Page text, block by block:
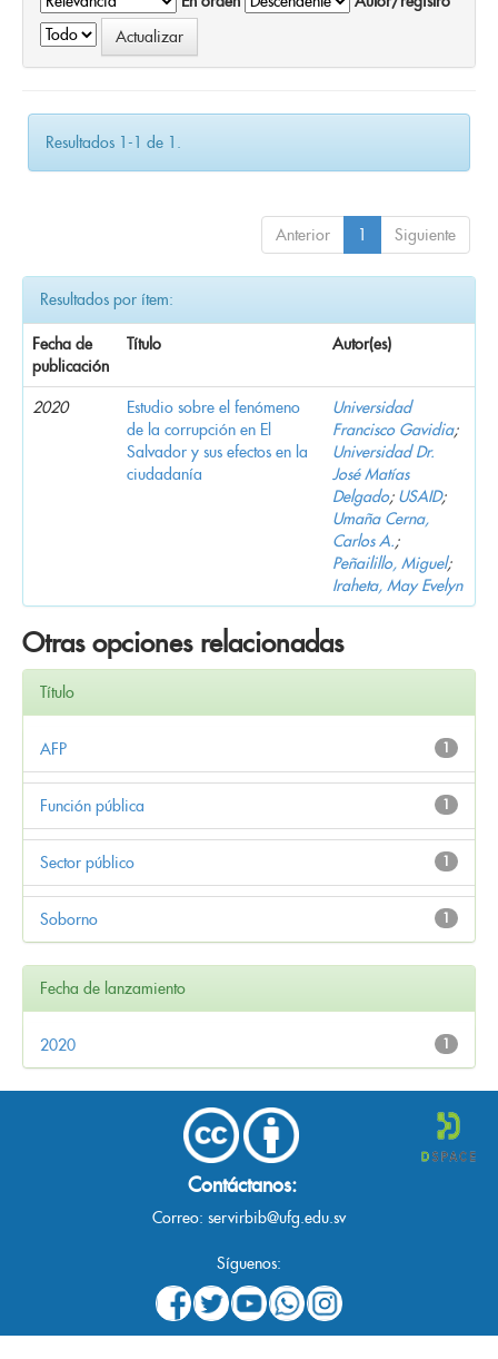
Resultados 1-1 de 1.
Anterior 1 Siguiente
Resultados por ítem:
Fecha de
publicación
Título Autor(es)
2020
Estudio sobre el fenómeno
de la corrupción en El
Salvador y sus efectos en la
ciudadanía
Universidad
Francisco Gavidia;
Universidad Dr.
José Matías
Delgado; USAID;
Umaña Cerna,
Carlos A.;
Peñailillo, Miguel;
Iraheta, May Evelyn
Otras opciones relacionadas
Título
1
AFP
1
Función pública
1
Sector público
1
Soborno
Fecha de lanzamiento
1
2020
Contáctanos:
Correo: servirbib@ufg.edu.sv
Síguenos: